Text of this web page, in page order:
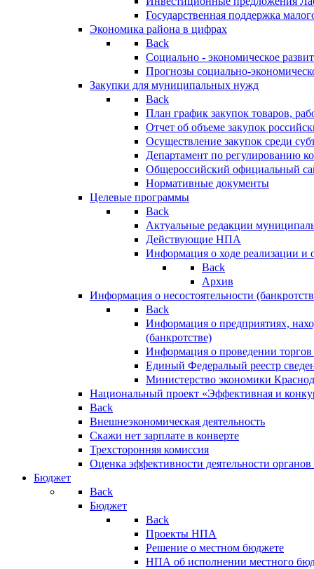
Государственная поддержка
Экономика района в цифрах
Back
Социально - экономическое
Прогнозы социально-
Закупки для муниципальных нужд
Back
План график закупок товаров,
Отчет об объеме закупок
Осуществление закупок среди
Департамент по регулированию
Общероссийский официальный
Нормативные документы
Целевые программы
Back
Актуальные редакции
Действующие НПА
Информация о ходе реализации
Back
Архив
Информация о несостоятельности
Back
Информация о предприятиях,
(банкротстве)
Информация о проведении
Единый Федеральый реестр
Министерство экономики
Национальный проект «Эффективная и
Back
Внешнеэкономическая деятельность
Скажи нет зарплате в конверте
Трехсторонняя комиссия
Оценка эффективности деятельности
Бюджет
Back
Бюджет
Back
Проекты НПА
Решение о местном бюджете
НПА об исполнении местного